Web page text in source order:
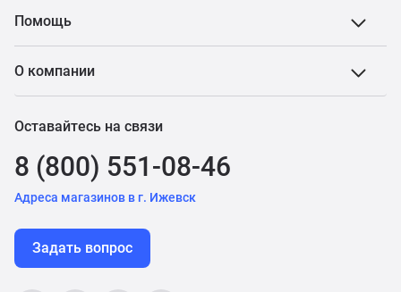
Помощь
О компании
Оставайтесь на связи
8 (800) 551-08-46
Адреса магазинов в г. Ижевск
Задать вопрос